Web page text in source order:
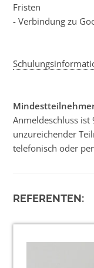
Fristen
- Verbindung zu
Anmeldeschluss ist
unzureichender
telefonisch oder
REFERENTEN: